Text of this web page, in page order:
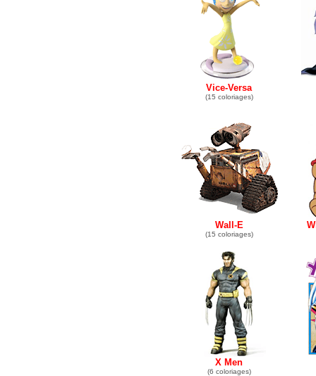
Vice-Versa
(15 coloriages)
Wall-E
(15 coloriages)
X Men
(6 coloriages)